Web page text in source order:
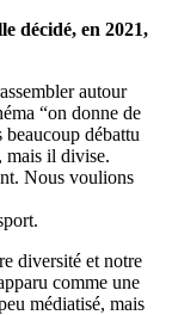
décidé, en 2021,
autour
“on donne de
débattu
mais il divise.
Nous voulions
diversité et notre
comme une
médiatisé, mais